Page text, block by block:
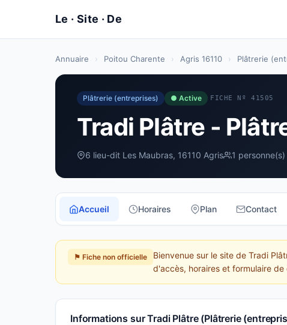
Annuaire › Poitou Charente › Agris 16110 › Plâtrerie
Plâtrerie (entreprises) ● Active FICHE Nº 41505
Tradi Plâtre -
6 lieu-dit Les Maubras, 16110 Agris 1 personne(s)
Accueil Horaires Plan Contact
⚑ Fiche non officielle
Bienvenue sur le site de Tradi
d'accès, horaires et formulaire
Informations sur Tradi Plâtre (Plâtrerie